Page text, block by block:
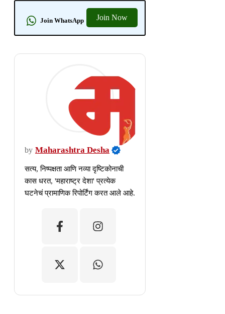
Join WhatsApp Join Now
by Maharashtra Desha
सत्य, निष्पक्षता आणि नव्या दृष्टिकोनाची
कास धरत, 'महाराष्ट्र देशा' प्रत्येक
घटनेचं प्रामाणिक रिपोर्टिंग करत आले आहे.